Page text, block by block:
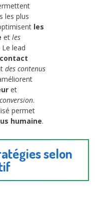
les plus
les
et les
Le lead
des contenus
et
.
permet
humaine.
selon